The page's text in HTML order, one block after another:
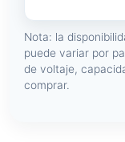
Nota: la
puede variar por
de voltaje,
comprar.